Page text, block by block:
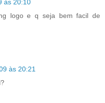
às 20:10
logo e q seja bem facil de
às 20:21